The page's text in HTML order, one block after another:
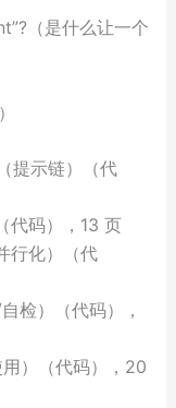
（是什么让一个
提示链）（代
代码），13 页
行化）（代
检）（代码），
）（代码），20